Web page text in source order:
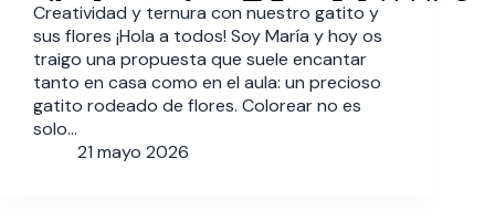
Creatividad y ternura con nuestro gatito y
sus flores ¡Hola a todos! Soy María y hoy os
traigo una propuesta que suele encantar
tanto en casa como en el aula: un precioso
gatito rodeado de flores. Colorear no es
solo…
21 mayo 2026